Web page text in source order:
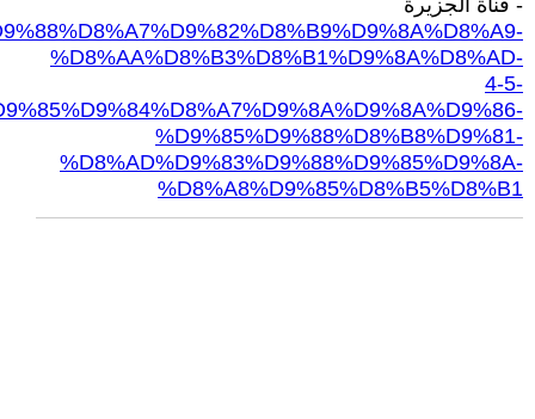
- قناة الجزيرة
%D8%AA%D8%B3%D8%B1%D9%8A%D8%AD-
4-5-
%D9%85%D9%88%D8%B8%D9%81-
%D8%AD%D9%83%D9%88%D9%85%D9%8A-
%D8%A8%D9%85%D8%B5%D8%B1